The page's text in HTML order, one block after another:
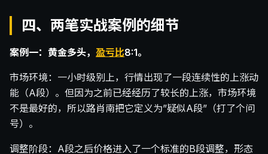
四、两笔实战案例的细节
案例一：黄金多头， 盈亏比8:1。
市场环境：一小时级别上，行情出现了一段连续性的上涨动
能（A段）。但因为之前已经经历了较长的上涨，市场环境
不是最好的，所以路肖南把它定义为”疑似A段”（打了个问
号）。
调整阶段：A段之后价格进入了一个标准的B段调整，形态